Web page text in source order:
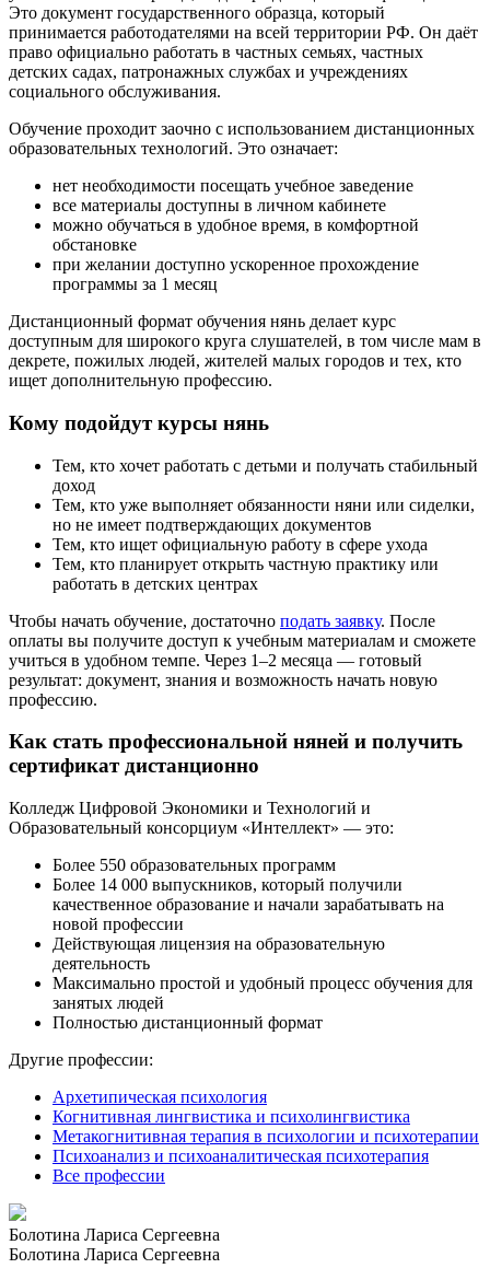
Это документ государственного образца, который
принимается работодателями на всей территории РФ. Он даёт
право официально работать в частных семьях, частных
детских садах, патронажных службах и учреждениях
социального обслуживания.
Обучение проходит заочно с использованием дистанционных
образовательных технологий. Это означает:
нет необходимости посещать учебное заведение
все материалы доступны в личном кабинете
можно обучаться в удобное время, в комфортной
обстановке
при желании доступно ускоренное прохождение
программы за 1 месяц
Дистанционный формат обучения нянь делает курс
доступным для широкого круга слушателей, в том числе мам в
декрете, пожилых людей, жителей малых городов и тех, кто
ищет дополнительную профессию.
Кому подойдут курсы нянь
Тем, кто хочет работать с детьми и получать стабильный
доход
Тем, кто уже выполняет обязанности няни или сиделки,
но не имеет подтверждающих документов
Тем, кто ищет официальную работу в сфере ухода
Тем, кто планирует открыть частную практику или
работать в детских центрах
Чтобы начать обучение, достаточно подать заявку. После
оплаты вы получите доступ к учебным материалам и сможете
учиться в удобном темпе. Через 1–2 месяца — готовый
результат: документ, знания и возможность начать новую
профессию.
Как стать профессиональной няней и получить
сертификат дистанционно
Колледж Цифровой Экономики и Технологий и
Образовательный консорциум «Интеллект» — это:
Более 550 образовательных программ
Более 14 000 выпускников, который получили
качественное образование и начали зарабатывать на
новой профессии
Действующая лицензия на образовательную
деятельность
Максимально простой и удобный процесс обучения для
занятых людей
Полностью дистанционный формат
Другие профессии:
Архетипическая психология
Когнитивная лингвистика и психолингвистика
Метакогнитивная терапия в психологии и психотерапии
Психоанализ и психоаналитическая психотерапия
Все профессии
Болотина Лариса Сергеевна
Болотина Лариса Сергеевна